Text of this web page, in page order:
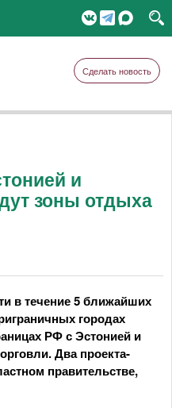
Сделать новость
и
зоны отдыха
в течение 5 ближайших
городах
РФ с Эстонией и
Два проекта-
правительстве,